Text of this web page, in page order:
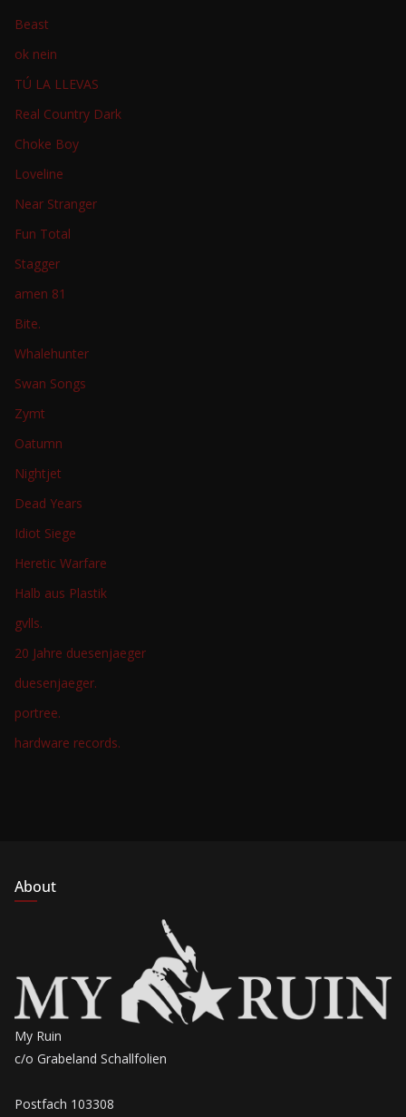
Beast
ok nein
TÚ LA LLEVAS
Real Country Dark
Choke Boy
Loveline
Near Stranger
Fun Total
Stagger
amen 81
Bite.
Whalehunter
Swan Songs
Zymt
Oatumn
Nightjet
Dead Years
Idiot Siege
Heretic Warfare
Halb aus Plastik
gvlls.
20 Jahre duesenjaeger
duesenjaeger.
portree.
hardware records.
About
My Ruin
c/o Grabeland Schallfolien
Postfach 103308